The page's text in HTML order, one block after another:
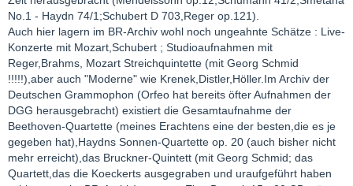
No.1 - Haydn 74/1;Schubert D 703,Reger op.121).
Auch hier lagern im BR-Archiv wohl noch ungeahnte Schätze : Live-
Konzerte mit Mozart,Schubert ; Studioaufnahmen mit
Reger,Brahms, Mozart Streichquintette (mit Georg Schmid
!!!!!),aber auch "Moderne" wie Krenek,Distler,Höller.Im Archiv der
Deutschen Grammophon (Orfeo hat bereits öfter Aufnahmen der
DGG herausgebracht) existiert die Gesamtaufnahme der
Beethoven-Quartette (meines Erachtens eine der besten,die es je
gegeben hat),Haydns Sonnen-Quartette op. 20 (auch bisher nicht
mehr erreicht),das Bruckner-Quintett (mit Georg Schmid; das
Quartett,das die Koeckerts ausgegraben und uraufgeführt haben